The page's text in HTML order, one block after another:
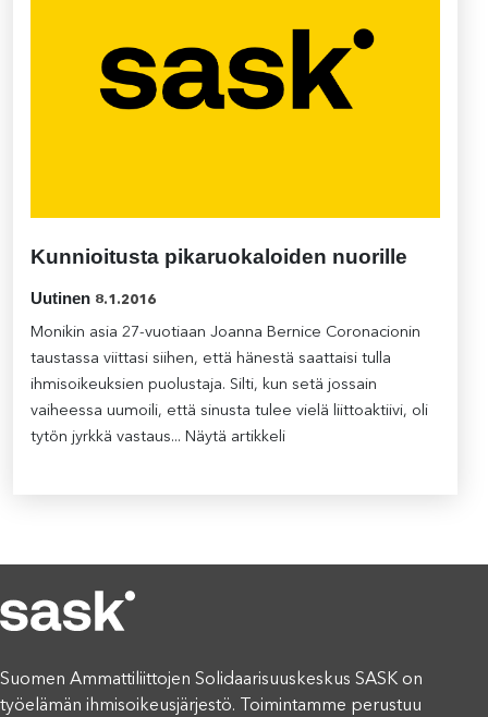
Kunnioitusta pikaruokaloiden nuorille
Uutinen 8.1.2016
Monikin asia 27-vuotiaan Joanna Bernice Coronacionin
taustassa viittasi siihen, että hänestä saattaisi tulla
ihmisoikeuksien puolustaja. Silti, kun setä jossain
vaiheessa uumoili, että sinusta tulee vielä liittoaktiivi, oli
tytön jyrkkä vastaus... Näytä artikkeli
Suomen Ammattiliittojen Solidaarisuuskeskus SASK on
työelämän ihmisoikeusjärjestö. Toimintamme perustuu